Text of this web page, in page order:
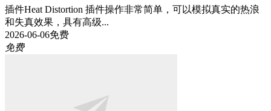
插件Heat Distortion 插件操作非常简单，可以模拟真实的热浪
和失真效果，具有高级...
2026-06-06免费
免费